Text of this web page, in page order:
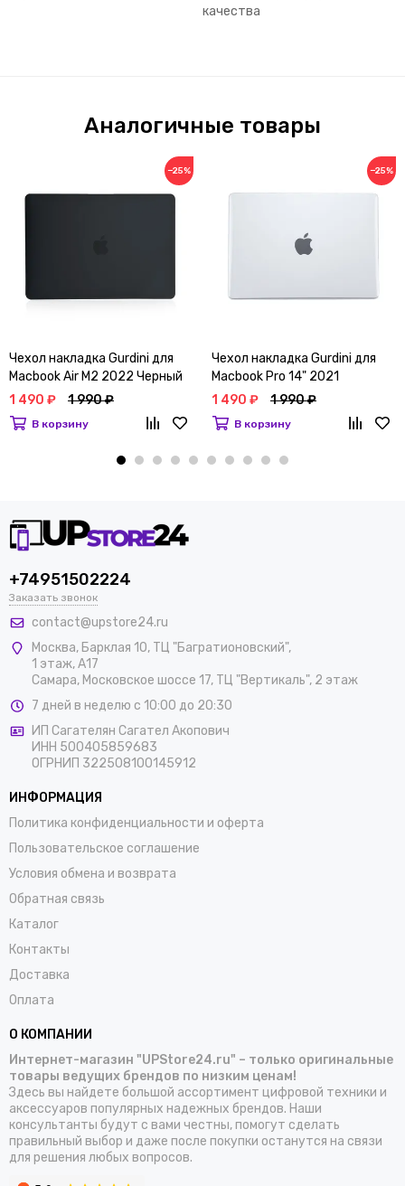
качества
Аналогичные товары
−25%
Чехол накладка Gurdini для
Macbook Air M2 2022 Черный
1 490 ₽
1 990 ₽
В корзину
−25%
Чехол накладка Gurdini для
Macbook Pro 14" 2021
Прозрачный
1 490 ₽ 1 990 ₽
В корзину
+74951502224
Заказать звонок
contact@upstore24.ru
Москва, Барклая 10, ТЦ "Багратионовский",
1 этаж, А17
Самара, Московское шоссе 17, ТЦ "Вертикаль", 2 этаж
7 дней в неделю с 10:00 до 20:30
ИП Сагателян Сагател Акопович
ИНН 500405859683
ОГРНИП 322508100145912
ИНФОРМАЦИЯ
Политика конфиденциальности и оферта
Пользовательское соглашение
Условия обмена и возврата
Обратная связь
Каталог
Контакты
Доставка
Оплата
О КОМПАНИИ
Интернет-магазин "UPStore24.ru" – только оригинальные
товары ведущих брендов по низким ценам!
Здесь вы найдете большой ассортимент цифровой техники и
аксессуаров популярных надежных брендов. Наши
консультанты будут с вами честны, помогут сделать
правильный выбор и даже после покупки останутся на связи
для решения любых вопросов.